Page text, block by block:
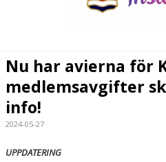
ARBETSPASS-PÅ EVENEMANGEN
STYRELSE
Nu har avierna för
medlemsavgifter
info!
2024-05-27
UPPDATERING